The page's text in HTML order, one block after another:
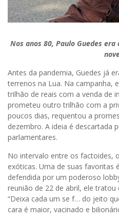
Nos anos 80, Paulo Guedes
Antes da pandemia, Guedes já
terrenos na Lua. Na campanha,
trilhão de reais com a venda de
prometeu outro trilhão com a
poucos dias, requentou a
dezembro. A ideia é descartada
parlamentares.
No intervalo entre os factoides,
exóticas. Uma de suas favoritas
defendida por um poderoso
reunião de 22 de abril, ele
“Deixa cada um se f… do jeito
cara é maior, vacinado e